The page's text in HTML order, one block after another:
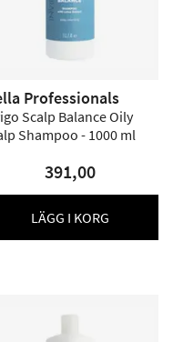
Professionals
Scalp Balance Oily
Shampoo - 1000 ml
391,00
LÄGG I KORG